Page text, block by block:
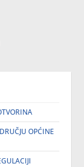
OPĆINE